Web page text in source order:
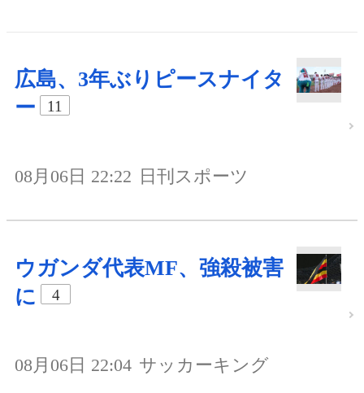
広島、3年ぶりピースナイタ
ー
11
08月06日 22:22 日刊スポーツ
ウガンダ代表MF、強殺被害
に
4
08月06日 22:04 サッカーキング